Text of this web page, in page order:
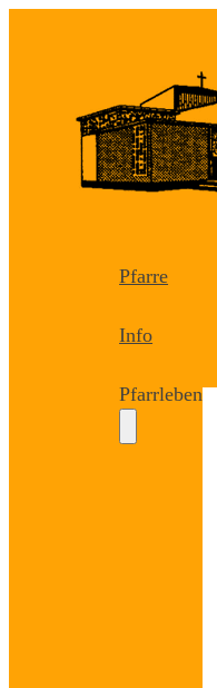
Pfarre
Info
Pfarrleben